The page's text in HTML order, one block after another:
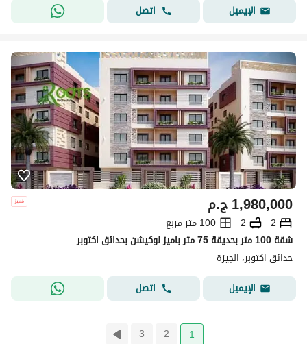
الإيميل
اتصل
ج.م1,980,000
2
2
100 متر مربع
شقة 100 متر بحديقة 75 متر باميز لوكيشن بحدائق اكتوبر
حدائق اكتوبر، الجيزة
الإيميل
اتصل
1
2
3